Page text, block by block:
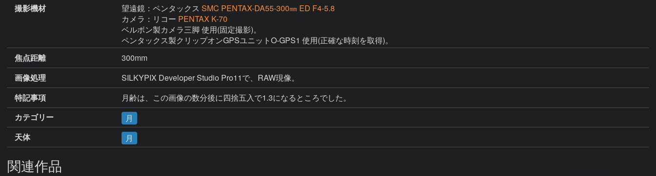
撮影機材
望遠鏡：ペンタックス SMC PENTAX-DA55‐300㎜ ED F4-5.8
カメラ：リコー PENTAX K-70
ベルボン製カメラ三脚 使用(固定撮影)。
ペンタックス製クリップオンGPSユニットO-GPS1 使用(正確な時刻を取得)。
焦点距離
300mm
画像処理
SILKYPIX Developer Studio Pro11で、RAW現像。
特記事項
カテゴリー
月
天体
月
関連作品